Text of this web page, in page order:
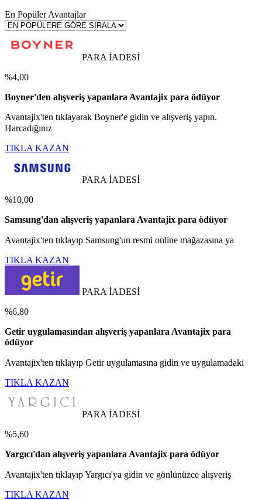
En Popüler Avantajlar
PARA İADESİ
%4,00
Boyner'den alışveriş yapanlara Avantajix para ödüyor
Avantajix'ten tıklayarak Boyner'e gidin ve alışveriş yapın.
Harcadığınız
TIKLA KAZAN
PARA İADESİ
%10,00
Samsung'dan alışveriş yapanlara Avantajix para ödüyor
Avantajix'ten tıklayıp Samsung'un resmi online mağazasına ya
TIKLA KAZAN
PARA İADESİ
%6,80
Getir uygulamasından alışveriş yapanlara Avantajix para
ödüyor
Avantajix'ten tıklayıp Getir uygulamasına gidin ve uygulamadaki
TIKLA KAZAN
PARA İADESİ
%5,60
Yargıcı'dan alışveriş yapanlara Avantajix para ödüyor
Avantajix'ten tıklayıp Yargıcı'ya gidin ve gönlünüzce alışveriş
TIKLA KAZAN